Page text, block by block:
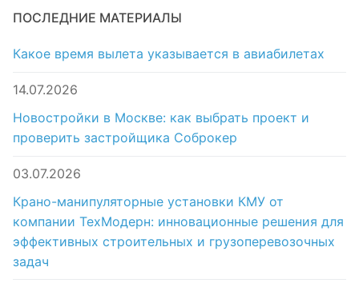
ПОСЛЕДНИЕ МАТЕРИАЛЫ
Какое время вылета указывается в авиабилетах
14.07.2026
Новостройки в Москве: как выбрать проект и
проверить застройщика Соброкер
03.07.2026
Крано-манипуляторные установки КМУ от
компании ТехМодерн: инновационные решения для
эффективных строительных и грузоперевозочных
задач